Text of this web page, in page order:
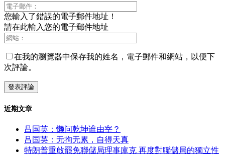
您輸入了錯誤的電子郵件地址！
請在此輸入您的電子郵件地址
在我的瀏覽器中保存我的姓名，電子郵件和網站，以便下
次評論。
近期文章
吕国英：懒问乾坤谁由宰？
吕国英：无拘无累，自得天真
特朗普重啟罷免聯儲局理事庫克 再度對聯儲局的獨立性